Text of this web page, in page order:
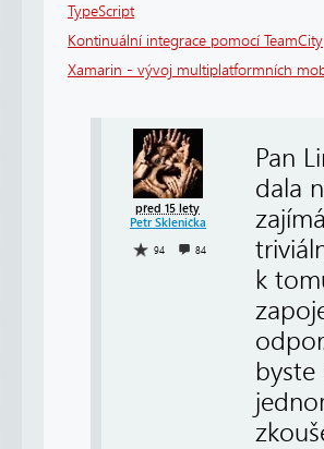
TypeScript
Kontinuální integrace pomocí TeamCity
Xamarin - vývoj multiplatformních
před 15 lety
Petr Sklenička
94 84
Pan
dala
k